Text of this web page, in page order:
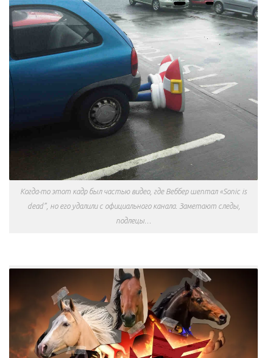
Когда-то этот кадр был частью видео, где Веббер шептал «Sonic is
dead”, но его удалили с официального канала. Заметают следы,
подлецы…